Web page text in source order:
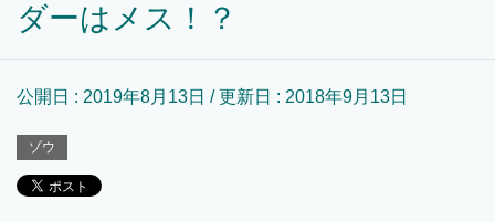
ダーはメス！？
公開日 : 2019年8月13日 / 更新日 : 2018年9月13日
ゾウ